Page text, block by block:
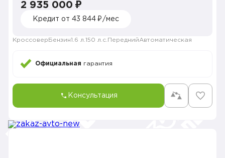
2 935 000 ₽
Кредит от 43 844 ₽/мес
Кроссовер Бензин1.6 л. 150 л.с. ПереднийАвтоматическая
Официальная гарантия
Консультация